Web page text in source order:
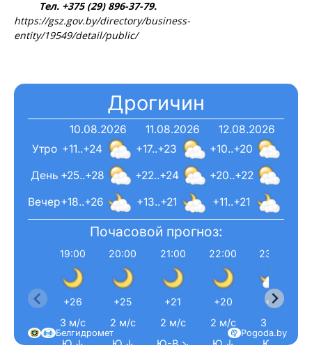
Тел. +375 (29) 896-37-79.
https://gsz.gov.by/directory/business-
entity/19549/detail/public/
Дрогичин
10.08.2026
+11..+24
+25..+28
+18..+26
11.08.2026
+17..+23
+22..+24
+13..+21
12.08.2026
+10..+20
+20..+22
+11..+21
Вечер
День
Утро
Почасовой прогноз:
19:00
+26
3 м/с
Ю ↓
20:00
+25
2 м/с
Ю ↓
21:00
+21
2 м/с
Ю-В ↘
22:00
+20
2 м/с
Ю ↓
23:00
+19
3 м/с
Ю ↓
Pogoda.by
Белгидромет